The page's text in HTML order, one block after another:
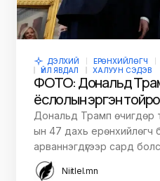
ДЭЛХИЙ ЕРӨНХИЙЛӨГЧ
ҮЙЛ ЯВДАЛ
ХАЛУУН СЭДЭВ
ФОТО: Дональд
ёслолын эргэн
Дональд Трамп өчигдөр
ын 47 дахь ерөнхийлөгч
арваннэгдүгээр сард
Niitlel.mn